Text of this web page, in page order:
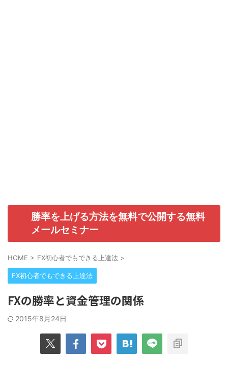
勝率を上げる方法を無料で公開する無料
メールセミナー
HOME > FX初心者でもできる上達法 >
FX初心者でもできる上達法
FXの勝率と資金管理の関係
2015年8月24日